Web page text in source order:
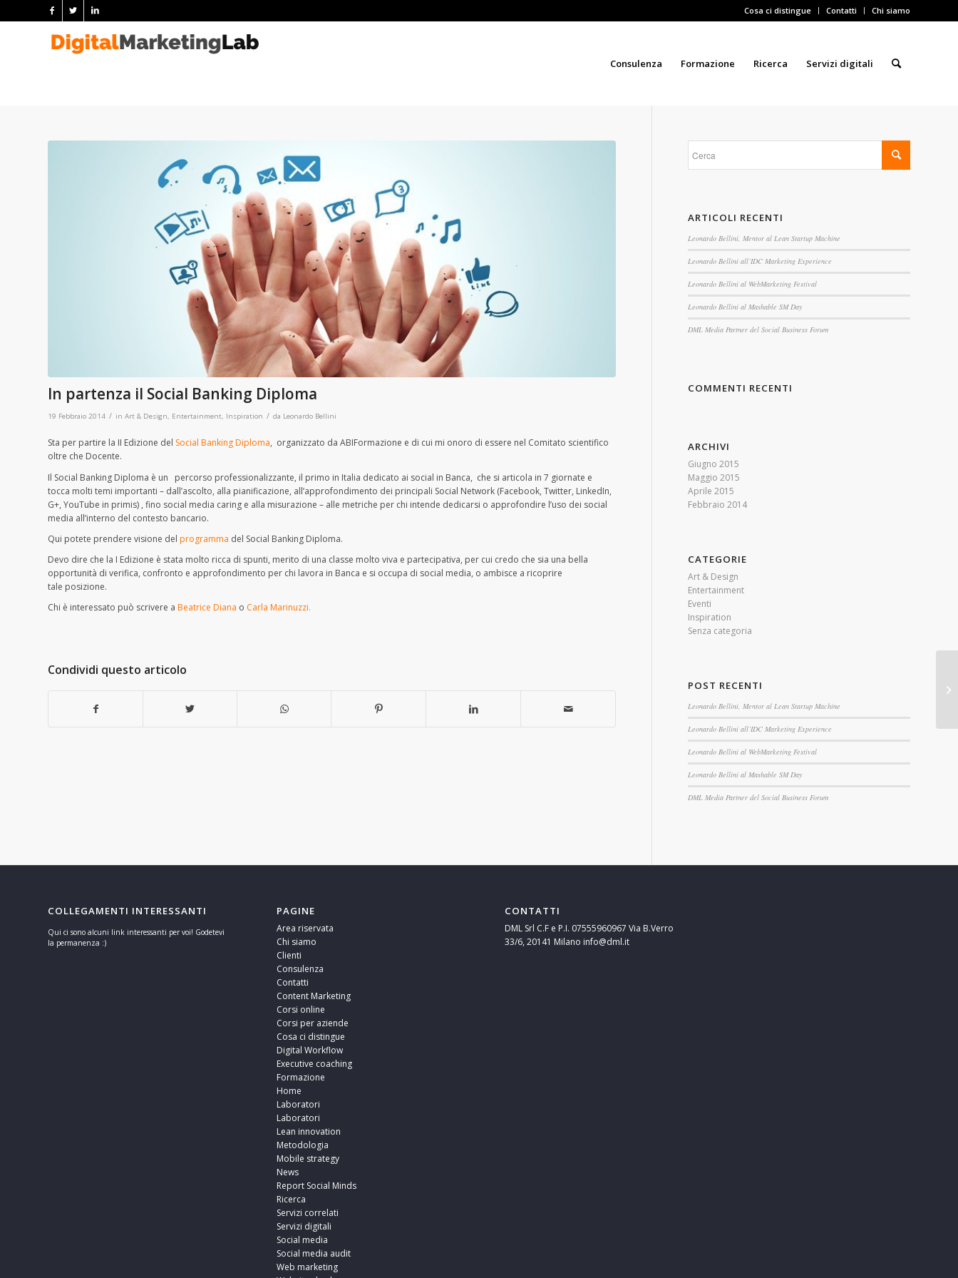
Cosa ci distingue Contatti Chi siamo
Consulenza Formazione Ricerca Servizi digitali
In partenza il Social Banking Diploma
19 Febbraio 2014 / in Art & Design, Entertainment, Inspiration / da Leonardo Bellini
Sta per partire la II Edizione del Social Banking Diploma, organizzato da ABIFormazione e di cui mi onoro di essere nel Comitato scientifico
oltre che Docente.
Il Social Banking Diploma è un percorso professionalizzante, il primo in Italia dedicato ai social in Banca, che si articola in 7 giornate e
tocca molti temi importanti – dall’ascolto, alla pianificazione, all’approfondimento dei principali Social Network (Facebook, Twitter, LinkedIn,
G+, YouTube in primis) , fino social media caring e alla misurazione – alle metriche per chi intende dedicarsi o approfondire l’uso dei social
media all’interno del contesto bancario.
Qui potete prendere visione del programma del Social Banking Diploma.
Devo dire che la I Edizione è stata molto ricca di spunti, merito di una classe molto viva e partecipativa, per cui credo che sia una bella
opportunità di verifica, confronto e approfondimento per chi lavora in Banca e si occupa di social media, o ambisce a ricoprire
tale posizione.
Chi è interessato può scrivere a Beatrice Diana o Carla Marinuzzi.
Condividi questo articolo
ARTICOLI RECENTI
Leonardo Bellini, Mentor al Lean Startup Machine
Leonardo Bellini all’IDC Marketing Experience
Leonardo Bellini al WebMarketing Festival
Leonardo Bellini al Mashable SM Day
DML Media Partner del Social Business Forum
COMMENTI RECENTI
ARCHIVI
Giugno 2015
Maggio 2015
Aprile 2015
Febbraio 2014
CATEGORIE
Art & Design
Entertainment
Eventi
Inspiration
Senza categoria
POST RECENTI
Leonardo Bellini, Mentor al Lean Startup Machine
Leonardo Bellini all’IDC Marketing Experience
Leonardo Bellini al WebMarketing Festival
Leonardo Bellini al Mashable SM Day
DML Media Partner del Social Business Forum
COLLEGAMENTI INTERESSANTI
Qui ci sono alcuni link interessanti per voi! Godetevi
la permanenza :)
PAGINE
Area riservata
Chi siamo
Clienti
Consulenza
Contatti
Content Marketing
Corsi online
Corsi per aziende
Cosa ci distingue
Digital Workflow
Executive coaching
Formazione
Home
Laboratori
Laboratori
Lean innovation
Metodologia
Mobile strategy
News
Report Social Minds
Ricerca
Servizi correlati
Servizi digitali
Social media
Social media audit
Web marketing
CONTATTI
DML Srl C.F e P.I. 07555960967 Via B.Verro
33/6, 20141 Milano info@dml.it